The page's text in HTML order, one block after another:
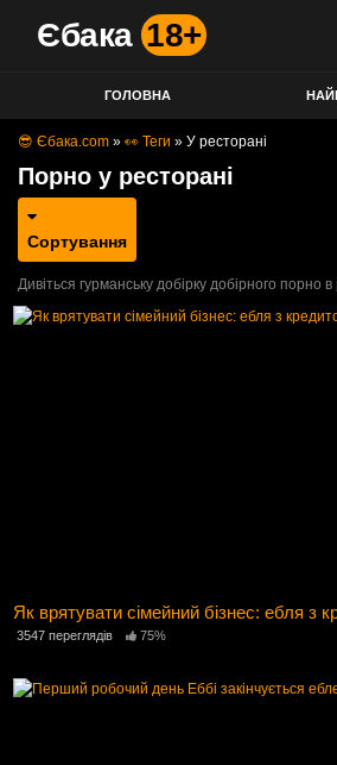
Єбака 18+
ГОЛОВНА
😎 Єбака.com » 👀 Теги » У ресторані
Порно у ресторані
Сортування
Дивіться гурманську добірку добірного порно
Як врятувати сімейний бізнес: ебля з
3547 переглядів 75%